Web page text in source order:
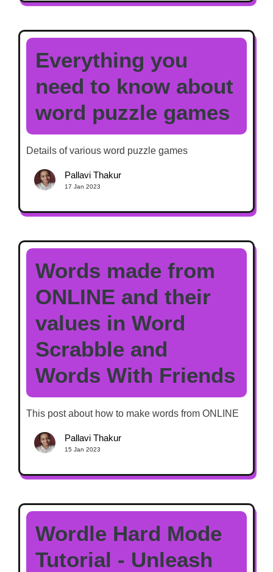
Everything you
need to know about
word puzzle games
Details of various word puzzle games
Pallavi Thakur
17 Jan 2023
Words made from
ONLINE and their
values in Word
Scrabble and
Words With Friends
This post about how to make words from ONLINE
Pallavi Thakur
15 Jan 2023
Wordle Hard Mode
Tutorial - Unleash